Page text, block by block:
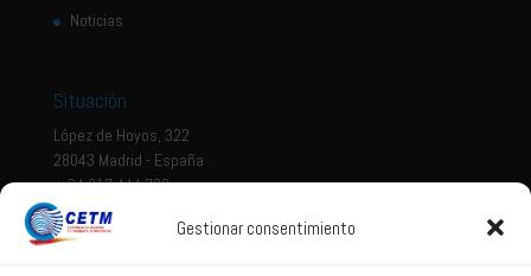
Gestionar consentimiento
Noticias
Situación
López de Hoyos, 322
28043 Madrid - España
+ 34 917 444 700